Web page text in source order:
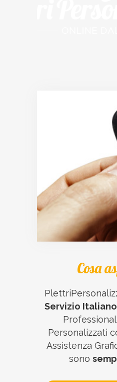
Cosa
Servizio Italiano
Personalizzati
Assistenza
sono